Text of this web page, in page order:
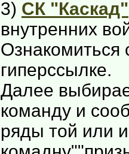
3) СК "Каскад"
внутренних
Ознакомиться
гиперссылке.
Далее
команду и
ряды той или